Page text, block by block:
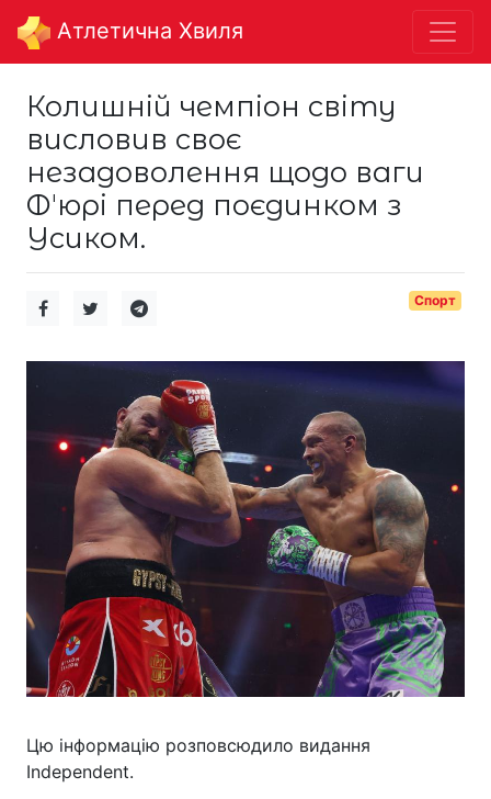
Aтлетична Хвиля
Колишній чемпіон світу
висловив своє
незадоволення щодо ваги
Фʼюрі перед поєдинком з
Усиком.
Спорт
Цю інформацію розповсюдило видання
Independent.